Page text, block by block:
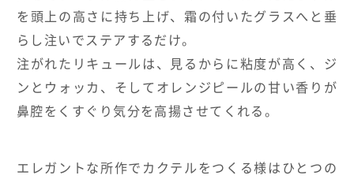
を頭上の高さに持ち上げ、霜の付いたグラスへと垂
らし注いでステアするだけ。
注がれたリキュールは、見るからに粘度が高く、ジ
ンとウォッカ、そしてオレンジピールの甘い香りが
鼻腔をくすぐり気分を高揚させてくれる。
エレガントな所作でカクテルをつくる様はひとつの